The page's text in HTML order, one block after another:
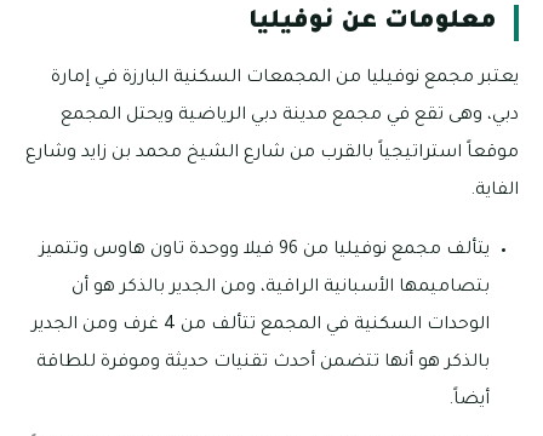
معلومات عن نوفيليا
يعتبر مجمع نوفيليا من المجمعات السكنية البارزة في إمارة
دبي، وهى تقع في مجمع مدينة دبي الرياضية ويحتل المجمع
موقعاً استراتيجياً بالقرب من شارع الشيخ محمد بن زايد وشارع
الفاية.
يتألف مجمع نوفيليا من 96 فيلا ووحدة تاون هاوس وتتميز
بتصاميمها الأسبانية الراقية، ومن الجدير بالذكر هو أن
الوحدات السكنية في المجمع تتألف من 4 غرف ومن الجدير
بالذكر هو أنها تتضمن أحدث تقنيات حديثة وموفرة للطاقة
أيضاً.